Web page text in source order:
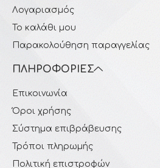
Λογαριασμός
Το καλάθι μου
Παρακολούθηση παραγγελίας
ΠΛΗΡΟΦΟΡΊΕΣ
Επικοινωνία
Όροι χρήσης
Σύστημα επιβράβευσης
Τρόποι πληρωμής
Πολιτική επιστροφών